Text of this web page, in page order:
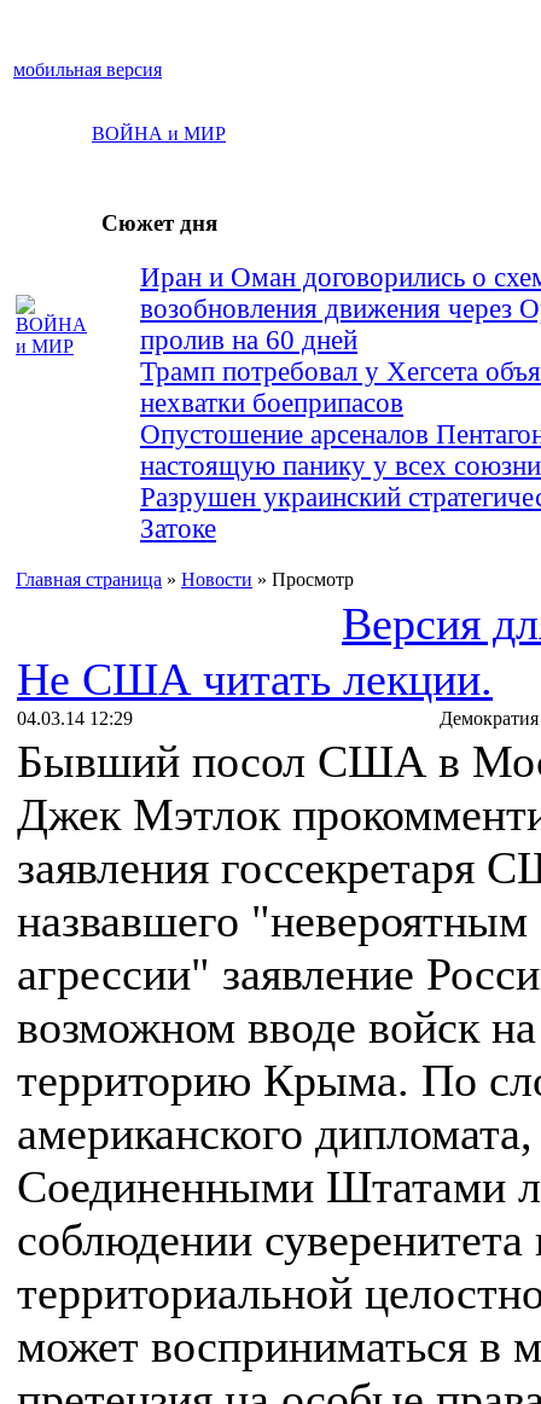
мобильная версия
ВОЙНА и МИР
Сюжет дня
Иран и Оман договорились о
возобновления движения через
пролив на 60 дней
Трамп потребовал у Хегсета
нехватки боеприпасов
Опустошение арсеналов
настоящую панику у всех
Разрушен украинский
Затоке
Главная страница » Новости » Просмотр
Версия
Не США читать лекции.
04.03.14 12:29
Бывший посол США в
Джек Мэтлок
заявления госсекретаря
назвавшего "невероятным
агрессии" заявление
возможном вводе войск на
территорию Крыма. По
американского
Соединенными Штатами
соблюдении суверенитета
территориальной
может восприниматься в